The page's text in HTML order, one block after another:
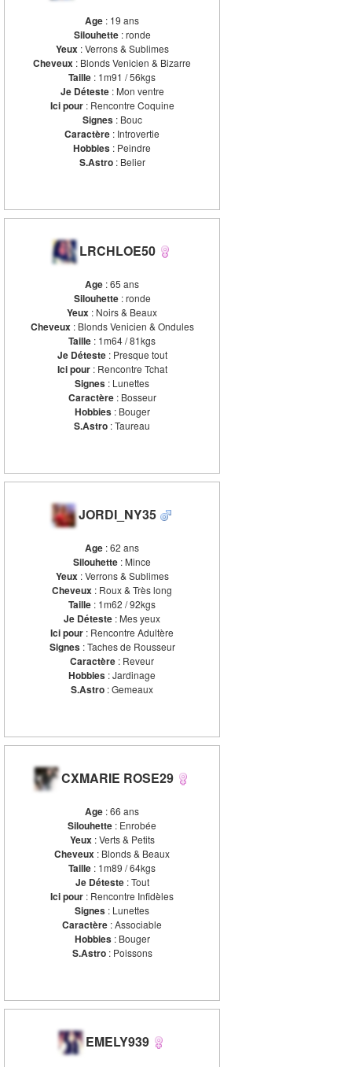
Age : 19 ans
Silouhette: ronde
Yeux : Verrons & Sublimes
Cheveux : Blonds Venicien & Bizarre
Taille : 1m91 / 56kgs
Je Déteste: Mon ventre
Ici pour: Rencontre Coquine
Signes: Bouc
Caractère : Introvertie
Hobbies : Peindre
S.Astro: Belier
LRCHLOE50
Age : 65 ans
Silouhette: ronde
Yeux : Noirs & Beaux
Cheveux : Blonds Venicien & Ondules
Taille : 1m64 / 81kgs
Je Déteste: Presque tout
Ici pour: Rencontre Tchat
Signes : Lunettes
Caractère: Bosseur
Hobbies: Bouger
S.Astro : Taureau
JORDI_NY35
Age : 62 ans
Silouhette : Mince
Yeux : Verrons & Sublimes
Cheveux : Roux & Très long
Taille : 1m62 / 92kgs
Je Déteste : Mes yeux
Ici pour : Rencontre Adultère
Signes: Taches de Rousseur
Caractère : Reveur
Hobbies : Jardinage
S.Astro : Gemeaux
CXMARIE ROSE29
Age : 66 ans
Silouhette : Enrobée
Yeux : Verts & Petits
Cheveux : Blonds & Beaux
Taille : 1m89 / 64kgs
Je Déteste: Tout
Ici pour : Rencontre Infidèles
Signes : Lunettes
Caractère : Associable
Hobbies: Bouger
S.Astro: Poissons
EMELY939